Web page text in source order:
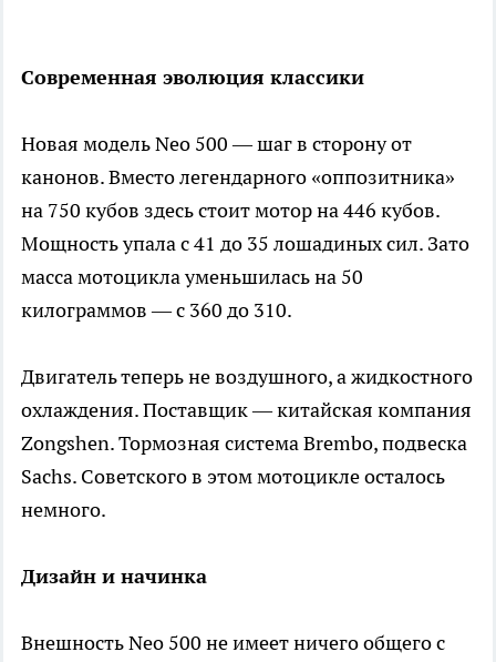
Современная эволюция классики
Новая модель Neo 500 — шаг в сторону от
канонов. Вместо легендарного «оппозитника»
на 750 кубов здесь стоит мотор на 446 кубов.
Мощность упала с 41 до 35 лошадиных сил. Зато
масса мотоцикла уменьшилась на 50
килограммов — с 360 до 310.
Двигатель теперь не воздушного, а жидкостного
охлаждения. Поставщик — китайская компания
Zongshen. Тормозная система Brembo, подвеска
Sachs. Советского в этом мотоцикле осталось
немного.
Дизайн и начинка
Внешность Neo 500 не имеет ничего общего с